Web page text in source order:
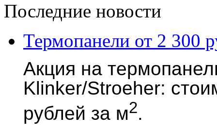
Последние новости
Термопанели от 2 300
Акция на
Klinker/Stroeher:
рублей за м2.